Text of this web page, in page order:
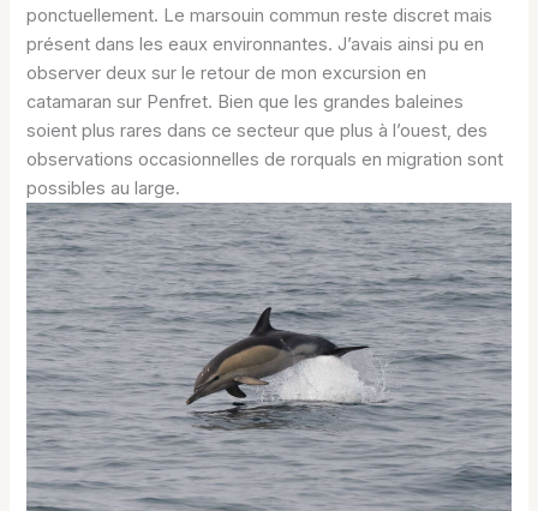
ponctuellement. Le marsouin commun reste discret mais
présent dans les eaux environnantes. J’avais ainsi pu en
observer deux sur le retour de mon excursion en
catamaran sur Penfret. Bien que les grandes baleines
soient plus rares dans ce secteur que plus à l’ouest, des
observations occasionnelles de rorquals en migration sont
possibles au large.